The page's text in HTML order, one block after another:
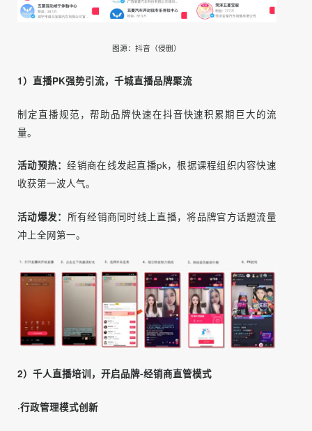
图源：抖音（侵删）
制定直播规范，帮助品牌快速在抖音快速积累期巨大的流
量。
经销商在线发起直播pk，根据课程组织内容快速
收获第一波人气。
冲上全网第一。